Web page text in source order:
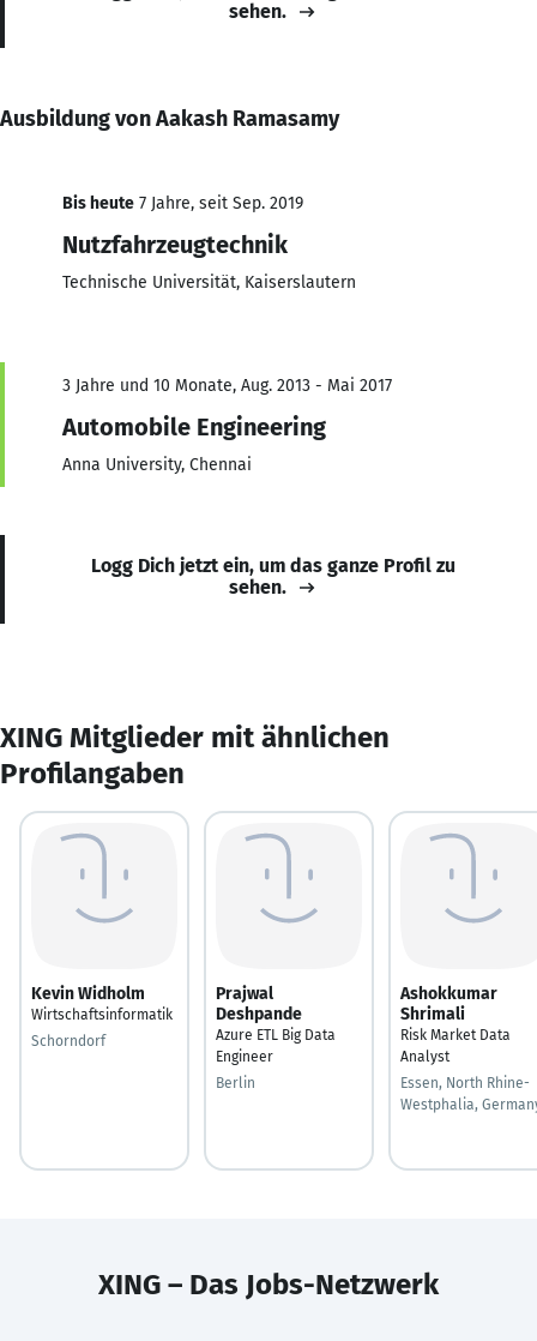
sehen.
Ausbildung von Aakash Ramasamy
Bis heute 7 Jahre, seit Sep. 2019
Nutzfahrzeugtechnik
Technische Universität, Kaiserslautern
3 Jahre und 10 Monate, Aug. 2013 - Mai 2017
Automobile Engineering
Anna University, Chennai
Logg Dich jetzt ein, um das ganze Profil zu
sehen.
XING Mitglieder mit ähnlichen
Profilangaben
Kevin Widholm
Wirtschaftsinformatik
Schorndorf
Prajwal
Deshpande
Azure ETL Big Data
Engineer
Berlin
Ashokkumar
Shrimali
Risk Market Data
Analyst
Essen, North Rhine-
Westphalia,
XING – Das Jobs-Netzwerk